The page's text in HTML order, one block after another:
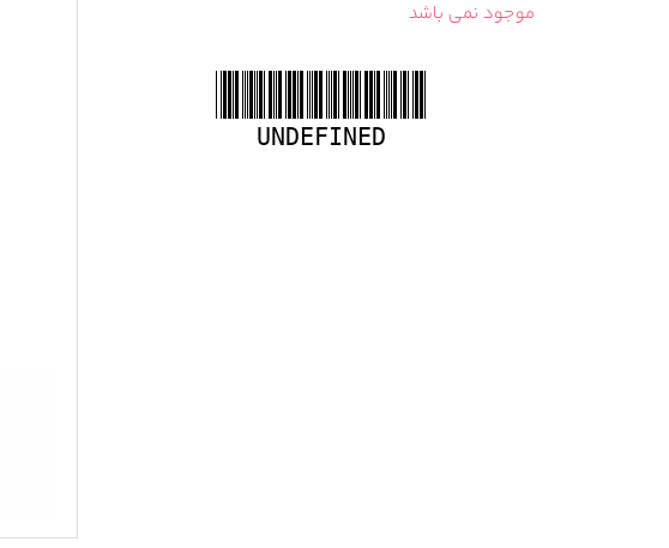
موجود نمی باشد
UNDEFINED